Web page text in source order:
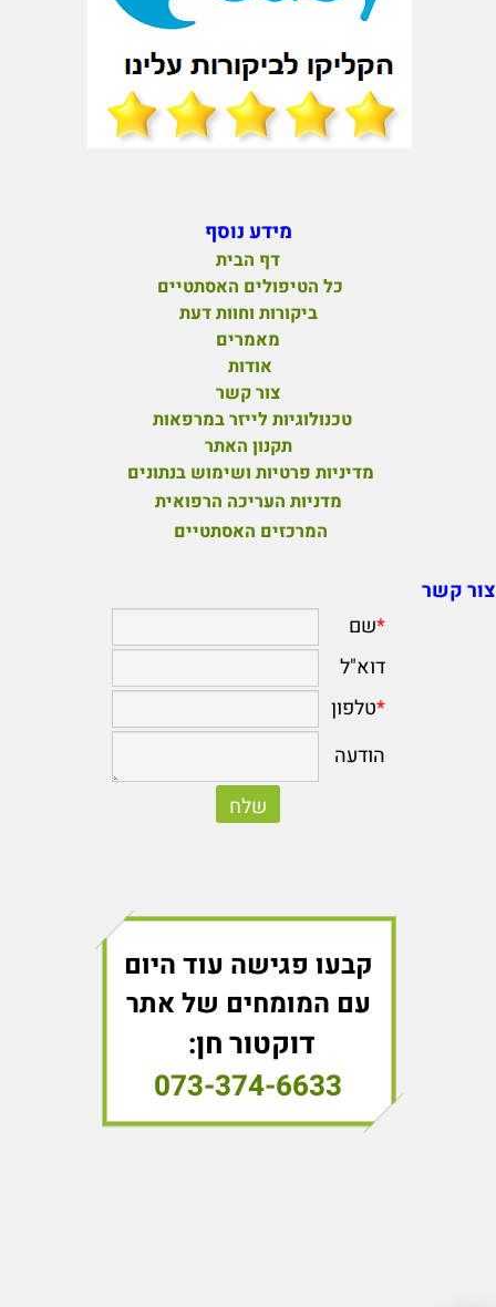
מידע נוסף
דף הבית
כל הטיפולים האסתטיים
ביקורות וחוות דעת
מאמרים
אודות
צור קשר
טכנולוגיות לייזר במרפאות
תקנון האתר
מדיניות פרטיות ושימוש בנתונים
מדניות העריכה הרפואית
המרכזים האסתטיים
צור קשר
קבעו פגישה עוד היום
עם המומחים של אתר
דוקטור חן:
073-374-6633